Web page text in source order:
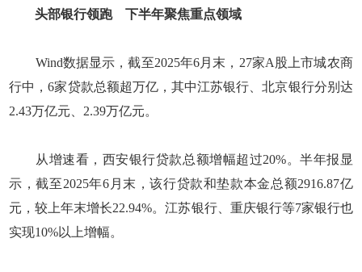
头部银行领跑 下半年聚焦重点领域
Wind数据显示，截至2025年6月末，27家A股上市城农商
行中，6家贷款总额超万亿，其中江苏银行、北京银行分别达
2.43万亿元、2.39万亿元。
从增速看，西安银行贷款总额增幅超过20%。半年报显
示，截至2025年6月末，该行贷款和垫款本金总额2916.87亿
元，较上年末增长22.94%。江苏银行、重庆银行等7家银行也
实现10%以上增幅。